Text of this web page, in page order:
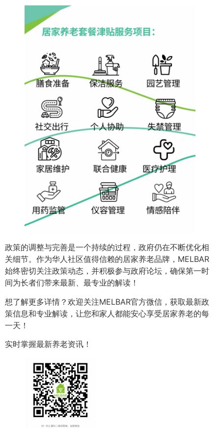
政策的调整与完善是一个持续的过程，政府仍在不断优化相
关细节。作为华人社区值得信赖的居家养老品牌，MELBAR
始终密切关注政策动态，并积极参与政府论坛，确保第一时
间为长者们带来最新、最专业的解读！
想了解更多详情？欢迎关注MELBAR官方微信，获取最新政
策信息和专业解读，让您和家人都能安心享受居家养老的每
一天！
实时掌握最新养老资讯！